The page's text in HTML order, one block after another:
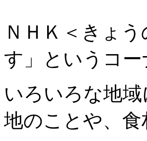
ＮＨＫ＜きょ
す」というコ
いろいろな地
地のことや、